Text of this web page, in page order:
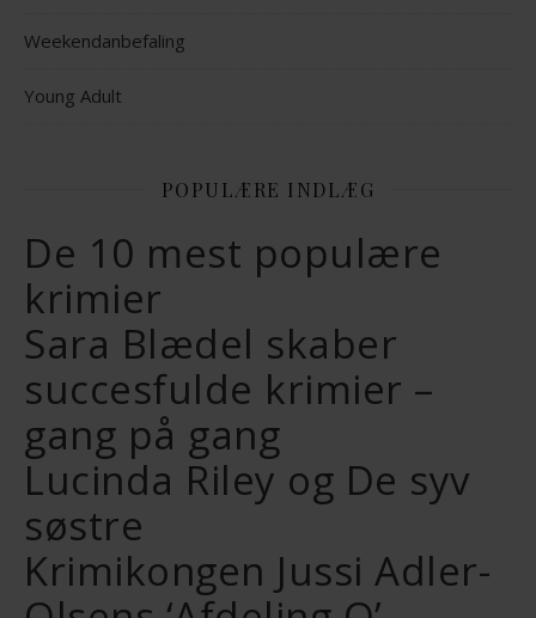
Weekendanbefaling
Young Adult
POPULÆRE INDLÆG
De 10 mest populære
krimier
Sara Blædel skaber
succesfulde krimier –
gang på gang
Lucinda Riley og De syv
søstre
Krimikongen Jussi Adler-